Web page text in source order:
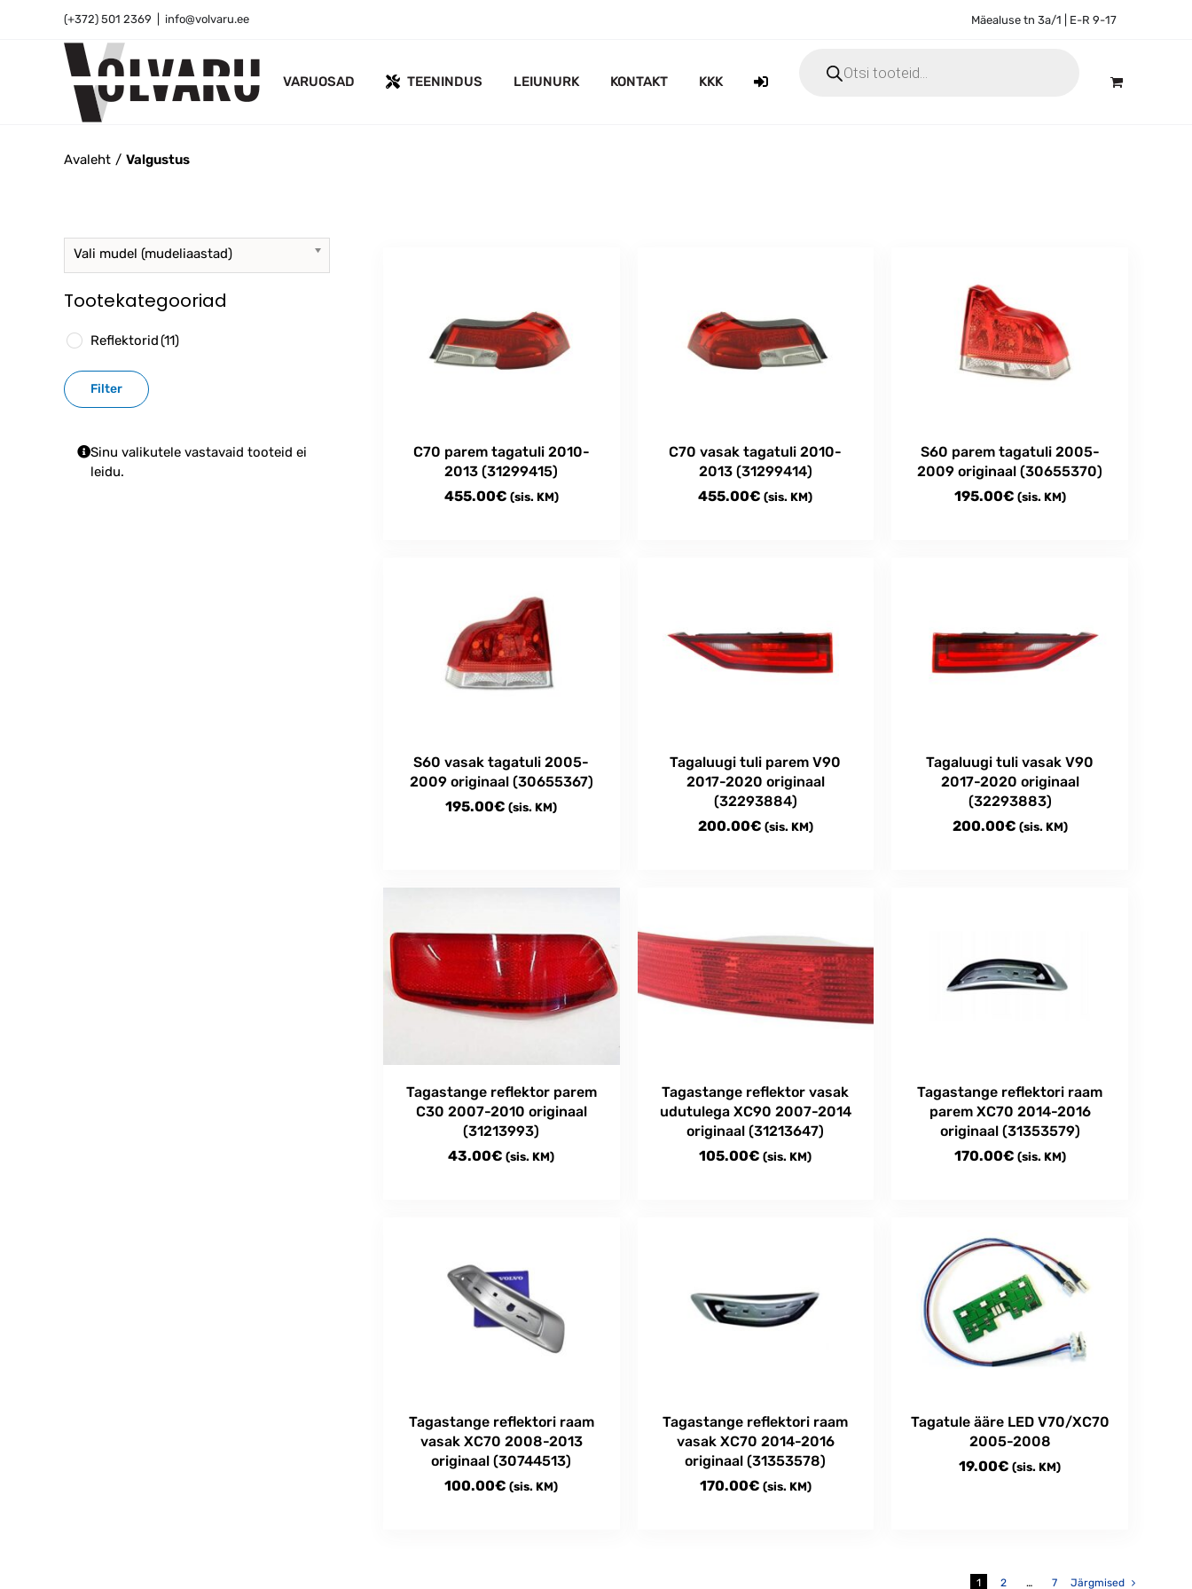
(+372) 501 2369 info@volvaru.ee Mäealuse tn 3a/1 | E-R 9-17
VARUOSAD TEENINDUS LEIUNURK KONTAKT KKK
search
Avaleht Valgustus
C70 parem tagatuli 2010-
2013 (31299415)
455.00€ (sis. KM)
C70 vasak tagatuli 2010-
2013 (31299414)
455.00€ (sis. KM)
S60 parem tagatuli 2005-
2009 originaal (30655370)
195.00€ (sis. KM)
S60 vasak tagatuli 2005-
2009 originaal (30655367)
195.00€ (sis. KM)
Tagaluugi tuli parem V90
2017-2020 originaal
(32293884)
200.00€ (sis. KM)
Tagaluugi tuli vasak V90
2017-2020 originaal
(32293883)
200.00€ (sis. KM)
Tagastange reflektor parem
C30 2007-2010 originaal
(31213993)
43.00€ (sis. KM)
Tagastange reflektor vasak
udutulega XC90 2007-2014
originaal (31213647)
105.00€ (sis. KM)
Tagastange reflektori raam
parem XC70 2014-2016
originaal (31353579)
170.00€ (sis. KM)
Tagastange reflektori raam
vasak XC70 2008-2013
originaal (30744513)
100.00€ (sis. KM)
Tagastange reflektori raam
vasak XC70 2014-2016
originaal (31353578)
170.00€ (sis. KM)
Tagatule ääre LED V70/XC70
2005-2008
19.00€ (sis. KM)
1 2 … 7 Järgmised
Vali mudel (mudeliaastad)
Tootekategooriad
Reflektorid(11)
Filter
Sinu valikutele vastavaid tooteid ei
leidu.